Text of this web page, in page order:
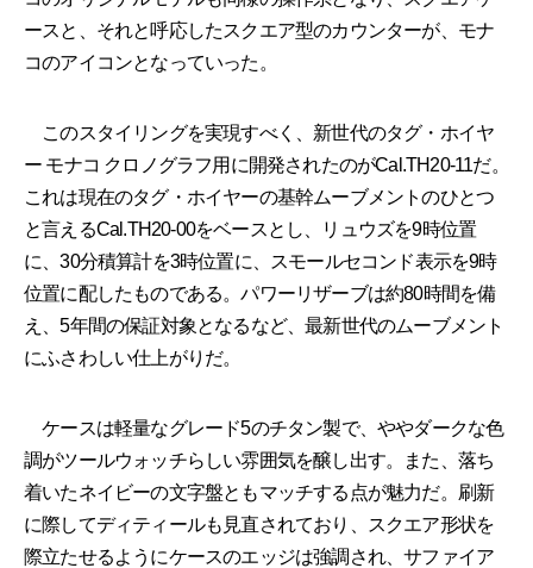
ースと、それと呼応したスクエア型のカウンターが、モナ
コのアイコンとなっていった。
このスタイリングを実現すべく、新世代のタグ・ホイヤ
ー モナコ クロノグラフ用に開発されたのがCal.TH20-11だ。
これは現在のタグ・ホイヤーの基幹ムーブメントのひとつ
と言えるCal.TH20-00をベースとし、リュウズを9時位置
に、30分積算計を3時位置に、スモールセコンド表示を9時
位置に配したものである。パワーリザーブは約80時間を備
え、5年間の保証対象となるなど、最新世代のムーブメント
にふさわしい仕上がりだ。
ケースは軽量なグレード5のチタン製で、ややダークな色
調がツールウォッチらしい雰囲気を醸し出す。また、落ち
着いたネイビーの文字盤ともマッチする点が魅力だ。刷新
に際してディティールも見直されており、スクエア形状を
際立たせるようにケースのエッジは強調され、サファイア